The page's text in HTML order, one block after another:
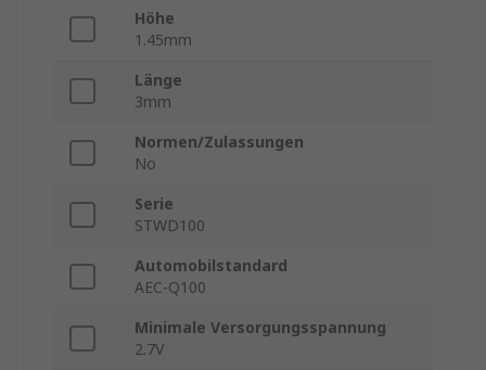
Höhe
1.45mm
Länge
3mm
Normen/Zulassungen
No
Serie
STWD100
Automobilstandard
AEC-Q100
Minimale Versorgungsspannung
2.7V